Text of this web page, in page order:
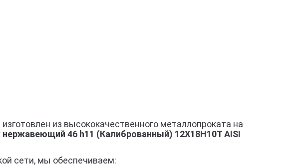
из высококачественного металлопроката на
нержавеющий 46 h11 (Калиброванный) 12Х18Н10Т AISI
сети, мы обеспечиваем: